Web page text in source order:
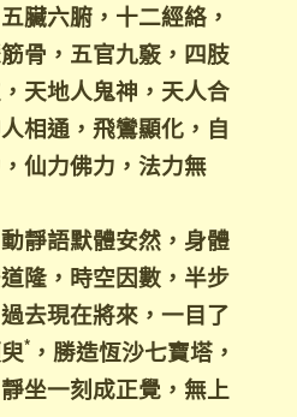
臟六腑，十二經絡，
骨，五官九竅，四肢
天地人鬼神，天人合
相通，飛鸞顯化，自
仙力佛力，法力無
靜語默體安然，身體
隆，時空因數，半步
去現在將來，一目了
* ，勝造恆沙七寶塔，
坐一刻成正覺，無上